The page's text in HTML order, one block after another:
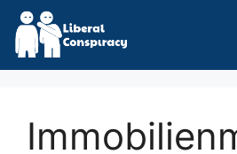
Skip
content